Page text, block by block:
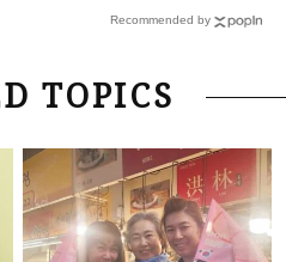
合わせるのが正解！〈大野真理子
」は褒め言葉？“若い＝美しい”と
たなきゃ生きてちゃいかんか？」
Recommended by
TOPICS